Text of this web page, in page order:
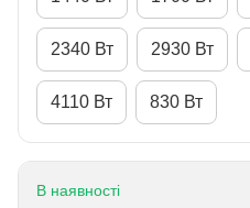
2340 Вт 2930 Вт
4110 Вт 830 Вт
В наявності